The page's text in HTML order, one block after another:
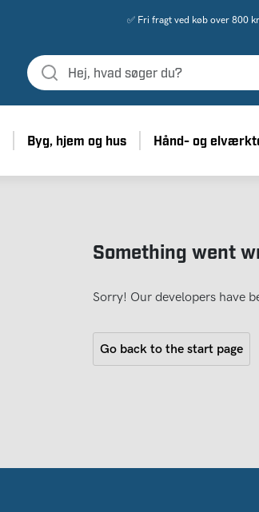
✅ Fri fragt ved køb over 800
Byg, hjem og hus Hånd- og
Something went
Sorry! Our developers have
Go back to the start page